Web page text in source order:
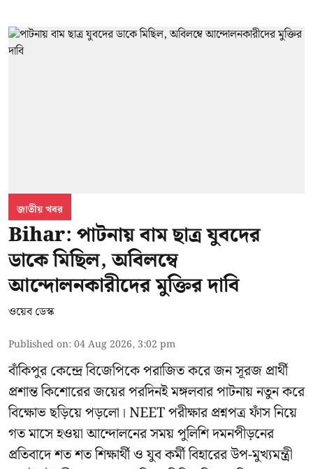
জাতীয় খবর
Bihar: পাটনায় বাম ছাত্র যুবদের
ডাকে মিছিল, অবিলম্বে
আন্দোলনকারীদের মুক্তির দাবি
ওয়েব ডেস্ক
Published on:04 Aug 2026, 3:02 pm
বাঁকিপুর কেন্দ্রে বিজেপিকে পরাজিত করে জন সূরজ প্রার্থী
প্রশান্ত কিশোরের জয়ের পরদিনই মঙ্গলবার পাটনায় নতুন করে
বিক্ষোভ ছড়িয়ে পড়লো। NEET পরীক্ষার প্রশ্নপত্র ফাঁস নিয়ে
গত মাসে হওয়া আন্দোলনের সময় পুলিশি দমনপীড়নের
প্রতিবাদে শত শত শিক্ষার্থী ও যুব কর্মী বিহারের উপ-মুখ্যমন্ত্রী